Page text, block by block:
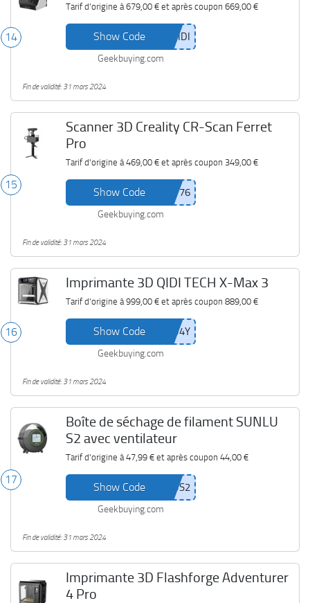
14
Tarif d'origine à679,00 €et après coupon 669,00 €
Show Code
Geekbuying.com
Fin de validité: 31 mars 2024
15
Scanner 3D Creality CR-Scan Ferret
Pro
Tarif d'origine à469,00 €et après coupon 349,00 €
Show Code
Geekbuying.com
Fin de validité: 31 mars 2024
16
Imprimante 3D QIDI TECH X-Max 3
Tarif d'origine à999,00 €et après coupon 889,00 €
Show Code
Geekbuying.com
Fin de validité: 31 mars 2024
17
Boîte de séchage de filament SUNLU
S2 avec ventilateur
Tarif d'origine à47,99 €et après coupon 44,00 €
Show Code
Geekbuying.com
Fin de validité: 31 mars 2024
Imprimante 3D Flashforge Adventurer
4 Pro